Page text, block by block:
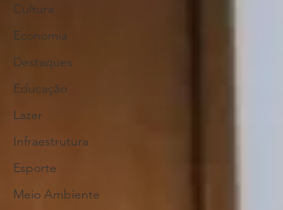
Cultura
Economia
Destaques
Educação
Lazer
Infraestrutura
Esporte
Meio Ambiente